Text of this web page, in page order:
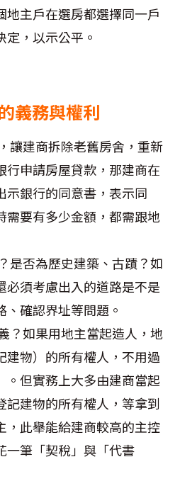
地主戶在選房都選擇同一戶
，以示公平。
義務與權利
讓建商拆除老舊房舍，重新
行申請房屋貸款，那建商在
示銀行的同意書，表示同
需要有多少金額，都需跟地
是否為歷史建築、古蹟？如
必須考慮出入的道路是不是
確認界址等問題。
？如果用地主當起造人，地
建物）的所有權人，不用過
。但實務上大多由建商當起
記建物的所有權人，等拿到
，此舉能給建商較高的主控
一筆「契稅」與「代書